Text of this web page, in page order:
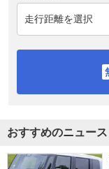
おすすめのニュース